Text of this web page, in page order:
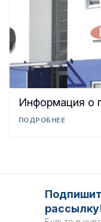
Информация о
ПОДРОБНЕЕ